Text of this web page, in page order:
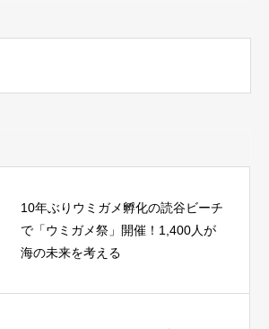
10年ぶりウミガメ孵化の読谷ビーチ
で「ウミガメ祭」開催！1,400人が
海の未来を考える